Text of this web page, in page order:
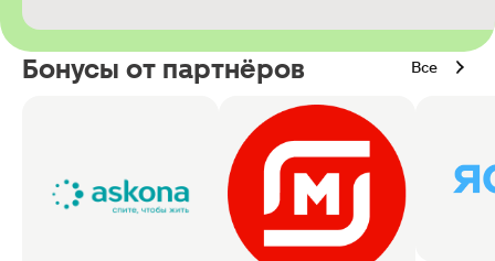
Бонусы от партнёров Все